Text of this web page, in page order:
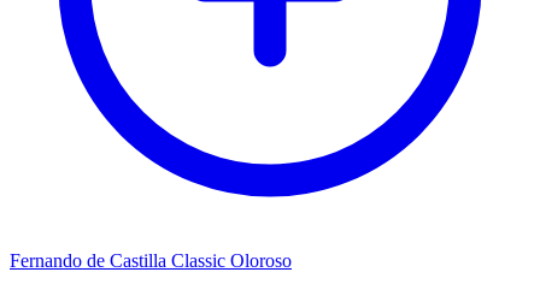
Fernando de Castilla Classic Oloroso